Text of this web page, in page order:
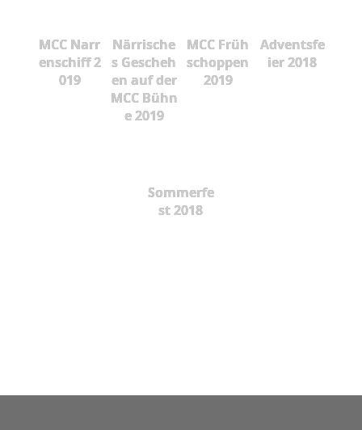
MCC Narr
enschiff 2
019
Närrische
s Gescheh
en auf der
MCC Bühn
e 2019
MCC Früh
schoppen
2019
Adventsfe
ier 2018
Sommerfe
st 2018